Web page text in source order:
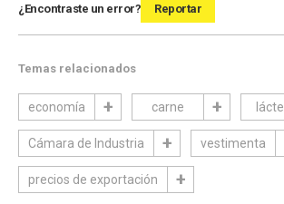
¿Encontraste un error? Reportar
Temas relacionados
economía carne
Cámara de Industria vestimenta
precios de exportación